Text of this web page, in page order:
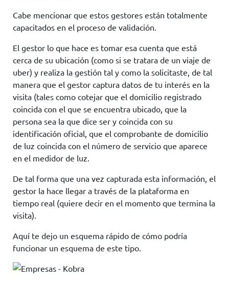
Cabe mencionar que estos gestores están totalmente
capacitados en el proceso de validación.
El gestor lo que hace es tomar esa cuenta que está
cerca de su ubicación (como si se tratara de un viaje de
uber) y realiza la gestión tal y como la solicitaste, de tal
manera que el gestor captura datos de tu interés en la
visita (tales como cotejar que el domicilio registrado
coincida con el que se encuentra ubicado, que la
persona sea la que dice ser y coincida con su
identificación oficial, que el comprobante de domicilio
de luz coincida con el número de servicio que aparece
en el medidor de luz.
De tal forma que una vez capturada esta información, el
gestor la hace llegar a través de la plataforma en
tiempo real (quiere decir en el momento que termina la
visita).
Aquí te dejo un esquema rápido de cómo podría
funcionar un esquema de este tipo.